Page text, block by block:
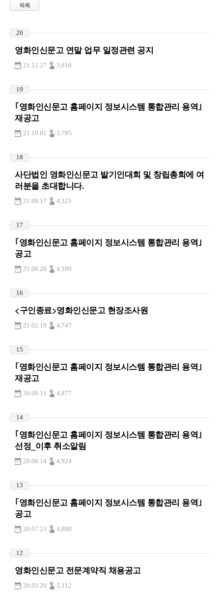
목록
20
영화인신문고 연말 업무 일정관련 공지
21.12.27 3,916
19
｢영화인신문고 홈페이지 정보시스템 통합관리 용역｣
재공고
21.10.01 3,795
18
사단법인 영화인신문고 발기인대회 및 창립총회에 여
러분을 초대합니다.
21.09.17 4,325
17
｢영화인신문고 홈페이지 정보시스템 통합관리 용역｣
공고
21.06.28 4,189
16
<구인종료>영화인신문고 현장조사원
21.02.19 4,747
15
｢영화인신문고 홈페이지 정보시스템 통합관리 용역｣
재공고
20.09.11 4,877
14
｢영화인신문고 홈페이지 정보시스템 통합관리 용역｣
선정_이후 취소알림
20.08.14 4,924
13
｢영화인신문고 홈페이지 정보시스템 통합관리 용역｣
공고
20.07.23 4,800
12
영화인신문고 전문계약직 채용공고
20.03.20 5,112